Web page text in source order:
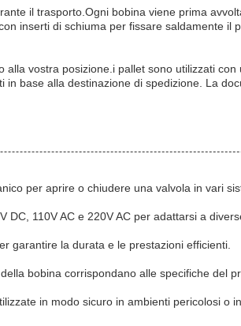
il trasporto.Ogni bobina viene prima
inserti di schiuma per fissare saldamente il
vostra posizione.i pallet sono utilizzati
base alla destinazione di spedizione. La
per aprire o chiudere una valvola in vari
110V AC e 220V AC per adattarsi a
garantire la durata e le prestazioni efficienti.
bobina corrispondano alle specifiche del
in modo sicuro in ambienti pericolosi o